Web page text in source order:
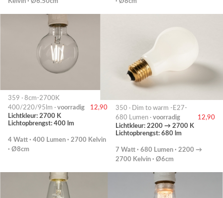
359 · 8cm-2700K
400/220/95lm · voorradig
12,90
Lichtkleur: 2700 K
Lichtopbrengst: 400 lm
4 Watt · 400 Lumen · 2700 Kelvin
· Ø8cm
350 · Dim to warm -E27-
680 Lumen · voorradig
12,90
Lichtkleur: 2200 → 2700 K
Lichtopbrengst: 680 lm
7 Watt · 680 Lumen · 2200 →
2700 Kelvin · Ø6cm